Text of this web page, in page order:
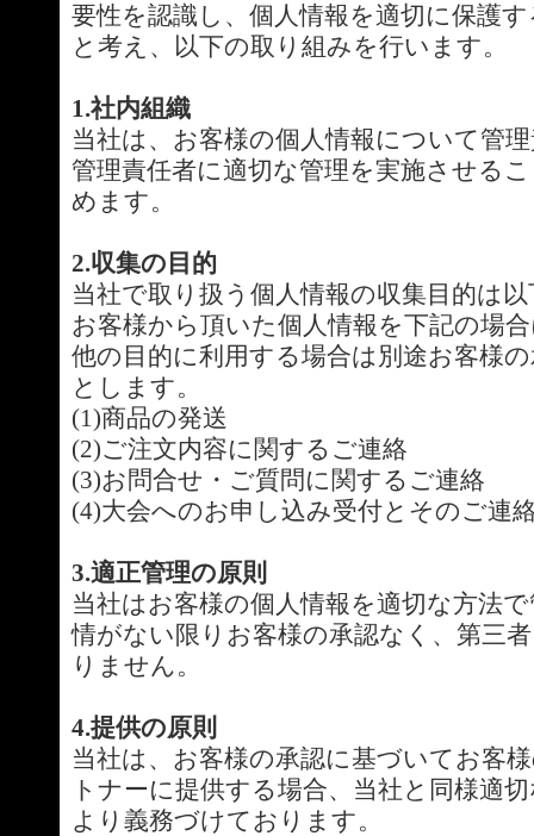
要性を認識し、個人情報を適切に保護
と考え、以下の取り組みを行います。
1.社内組織
当社は、お客様の個人情報について管
管理責任者に適切な管理を実施させる
めます。
2.収集の目的
当社で取り扱う個人情報の収集目的は
お客様から頂いた個人情報を下記の場
他の目的に利用する場合は別途お客様
とします。
(1)商品の発送
(2)ご注文内容に関するご連絡
(3)お問合せ・ご質問に関するご連絡
(4)大会へのお申し込み受付とそのご連
3.適正管理の原則
当社はお客様の個人情報を適切な方法
情がない限りお客様の承認なく、第三
りません。
4.提供の原則
当社は、お客様の承認に基づいてお客
トナーに提供する場合、当社と同様適
より義務づけております。